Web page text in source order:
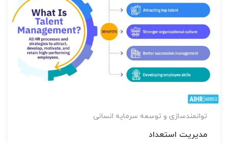
توانمندسازی و توسعه سرمایه انسانی
مدیریت استعداد